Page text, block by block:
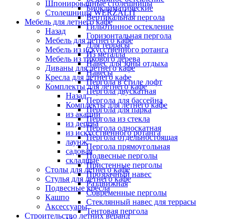
Биоклиматические
Вертикальная пергола
Гильотинное остекление
Горизонтальная пергола
Для террасы
Из металла
Навес для зоны отдыха
Навесы
Пергола в стиле лофт
Пергола двускатная
Пергола для бассейна
Пергола для парка
Пергола из стекла
Пергола односкатная
Пергола отдельностоящая
Пергола прямоугольная
Подвесные перголы
Пристенные перголы
Прозрачный навес
Раздвижная
Современные перголы
Стеклянный навес для террасы
Тентовая пергола
Шпонированные столешницы
Столешницы WERZALIT
Мебель для летнего кафе
Назад
Мебель для летнего кафе
Мебель из искусственного ротанга
Мебель из тикового дерева
Диваны для летнего кафе
Кресла для летнего кафе
Комплекты для летнего кафе
Назад
Комплекты для летнего кафе
из акации
из дерева
из искусственного ротанга
лаунж
садовая
складные
Столы для летнего кафе
Стулья для летнего кафе
Подвесные кресла
Кашпо
Аксессуары
Строительство летних веранд